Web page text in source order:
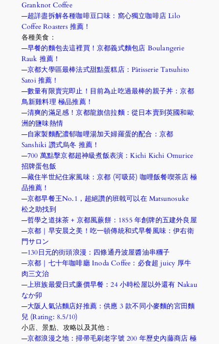
Granknot Coffee
—超詳盡拆解各種咖啡豆口味：窩心獨立咖啡店 Lilo
Coffee Roasters 推薦！
各種美食：
—早餐的麵包去這裡買！京都義式麵包店 Boulangerie
Rauk 推薦！
—京都大學區最棒法式甜點蛋糕店：Pâtisserie Tatsuhito
Satoi 推薦！
—數量有限賣完即止！目前為止吃過最棒的親子丼：京都
鳥新雞料理 極品推薦！
—清爽的滿足感！京都龍旗信拉麵：從日本賣到英國和歐
洲的鹽味熱情
—自家製麵配濃郁咖哩湯加天婦羅蛋的配合：京都
Sanshiki 讚式烏冬 推薦！
—700 萬點擊京都超神級煮飯表演：Kichi Kichi Omurice
招牌蛋包飯
—藏住半世紀住家風味：京都 (可吸菸) 咖哩飯餐喫茶店 極
品推薦！
—京都早餐王No.1，超絕讚的班戟可以在 Matsunosuke
松之助找到
—哲學之道抹茶 + 京都風蕨餅：1855 年創牌的五建外良屋
—京都｜早安晨之美！吃一頓傳統和式早餐風味：伊右衛
門サロン
—130日元的街頭浪漫：四條通丹波屋醬油串糰子
—京都｜七十年咖啡廳 Inoda Coffee：必食超 juicy 厚牛
肉三文治
—上班族最愛日式廉價早餐：24 小時松屋以外還有 Nakau
なか卯
—大阪人氣沾麵店好推薦：供應 3 款不同小麥麵的宮田麵
兒 (Rating: 8.5/10)
小店、景點、攻略以及其他：
—京都浪漫之地：掃帚毛刷老字號 200 年歷史內藤商店 極